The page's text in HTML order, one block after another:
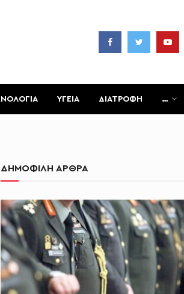
ΥΓΕΙΑ ΔΙΑΤΡΟΦΗ …
ΔΗΜΟΦΙΛΗ ΑΡΘΡΑ